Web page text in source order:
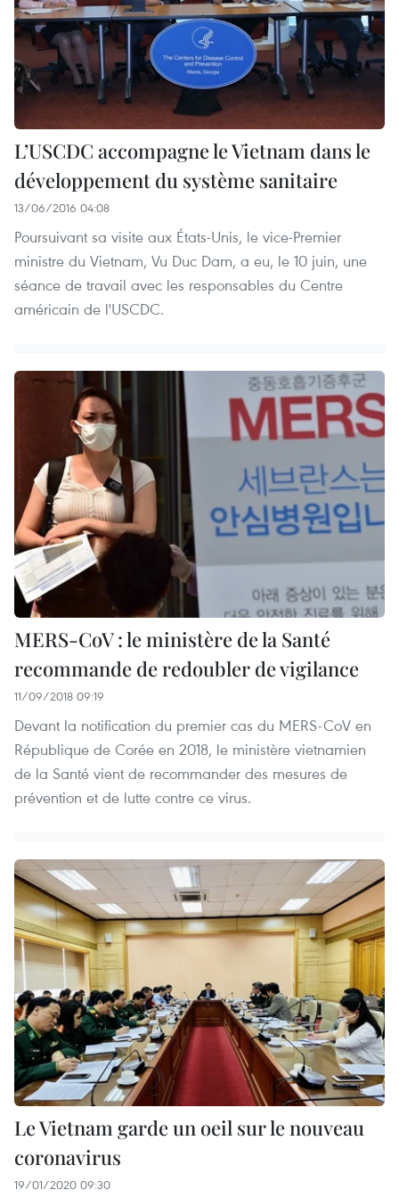
L’USCDC accompagne le Vietnam dans le
développement du système sanitaire
13/06/2016 04:08
Poursuivant sa visite aux États-Unis, le vice-Premier
ministre du Vietnam, Vu Duc Dam, a eu, le 10 juin, une
séance de travail avec les responsables du Centre
américain de l'USCDC.
MERS-CoV : le ministère de la Santé
recommande de redoubler de vigilance
11/09/2018 09:19
Devant la notification du premier cas du MERS-CoV en
République de Corée en 2018, le ministère vietnamien
de la Santé vient de recommander des mesures de
prévention et de lutte contre ce virus.
Le Vietnam garde un oeil sur le nouveau
coronavirus
19/01/2020 09:30